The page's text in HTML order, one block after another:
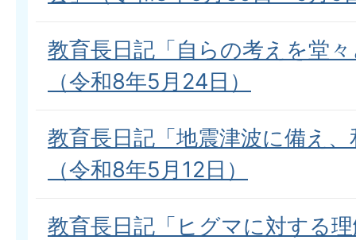
教育長日記「自らの考えを堂
（令和8年5月24日）
教育長日記「地震津波に備え
（令和8年5月12日）
教育長日記「ヒグマに対する